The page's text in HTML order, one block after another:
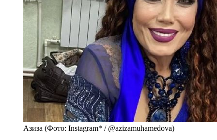
Азиза (Фото: Instagram* / @azizamuhamedova)